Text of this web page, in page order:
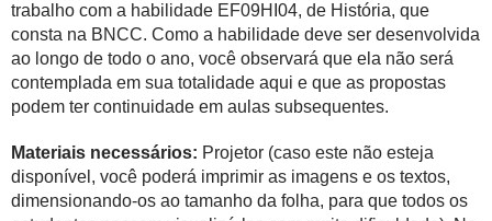
trabalho com a habilidade EF09HI04, de História, que
consta na BNCC. Como a habilidade deve ser desenvolvida
ao longo de todo o ano, você observará que ela não será
contemplada em sua totalidade aqui e que as propostas
podem ter continuidade em aulas subsequentes.
Materiais necessários: Projetor (caso este não esteja
disponível, você poderá imprimir as imagens e os textos,
dimensionando-os ao tamanho da folha, para que todos os